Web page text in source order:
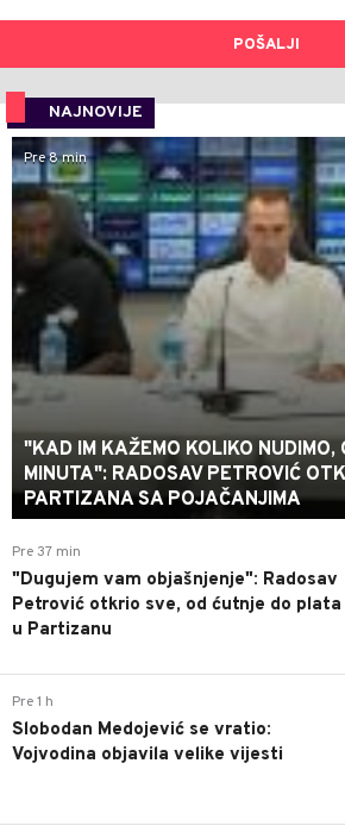
POŠALJI
NAJNOVIJE
Pre 8 min
"KAD IM KAŽEMO KOLIKO NUDIMO,
MINUTA": RADOSAV PETROVIĆ
PARTIZANA SA POJAČANJIMA
Pre 37 min
"Dugujem vam objašnjenje": Radosav
Petrović otkrio sve, od ćutnje do plata
u Partizanu
Pre 1 h
Slobodan Medojević se vratio:
Vojvodina objavila velike vijesti